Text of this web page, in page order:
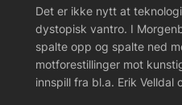
Det er ikke nytt at
dystopisk vantro. I
spalte opp og spalte ned
motforestillinger mot
innspill fra bl.a. Erik Velldal